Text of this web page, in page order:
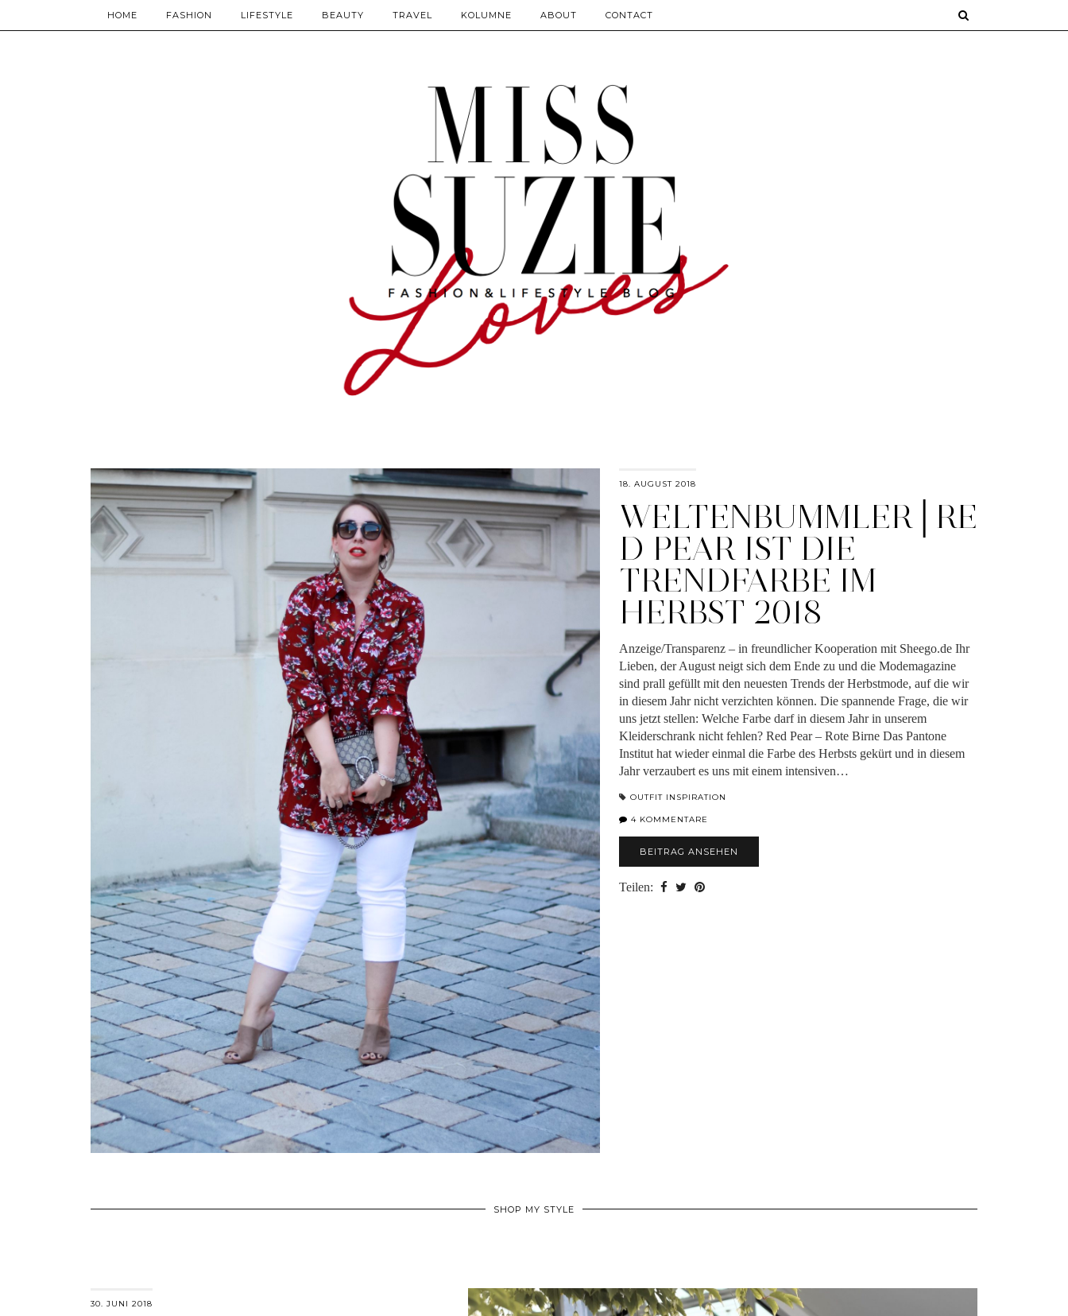
HOME FASHION LIFESTYLE BEAUTY TRAVEL KOLUMNE ABOUT CONTACT
18. AUGUST 2018
WELTENBUMMLER│RE
D PEAR IST DIE
TRENDFARBE IM
HERBST 2018
Anzeige/Transparenz – in freundlicher Kooperation mit Sheego.de Ihr
Lieben, der August neigt sich dem Ende zu und die Modemagazine
sind prall gefüllt mit den neuesten Trends der Herbstmode, auf die wir
in diesem Jahr nicht verzichten können. Die spannende Frage, die wir
uns jetzt stellen: Welche Farbe darf in diesem Jahr in unserem
Kleiderschrank nicht fehlen? Red Pear – Rote Birne Das Pantone
Institut hat wieder einmal die Farbe des Herbsts gekürt und in diesem
Jahr verzaubert es uns mit einem intensiven…
OUTFIT INSPIRATION
4 KOMMENTARE
BEITRAG ANSEHEN
Teilen:
SHOP MY STYLE
30. JUNI 2018